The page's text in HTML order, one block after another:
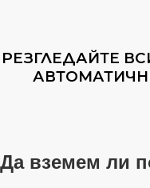
РЕЗГЛЕДАЙТЕ
Да вземем ли